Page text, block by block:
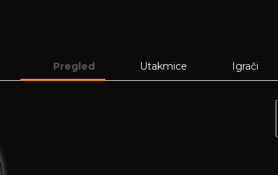
Pregled Utakmice Igrači